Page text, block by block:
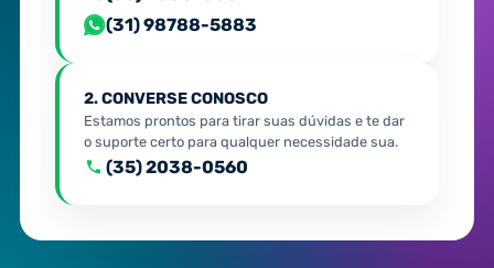
(31) 98788-5883
2. CONVERSE CONOSCO
Estamos prontos para tirar suas dúvidas e te dar
o suporte certo para qualquer necessidade sua.
(35) 2038-0560